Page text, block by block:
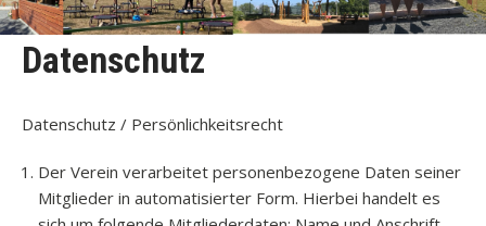
Datenschutz
Datenschutz / Persönlichkeitsrecht
Der Verein verarbeitet personenbezogene Daten seiner
Mitglieder in automatisierter Form. Hierbei handelt es